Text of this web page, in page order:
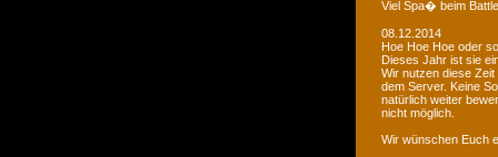
Viel Spa� beim
08.12.2014
Hoe Hoe Hoe oder
Dieses Jahr ist sie
Wir nutzen diese
dem Server. Keine
natürlich weiter
nicht möglich.
Wir wünschen Euch